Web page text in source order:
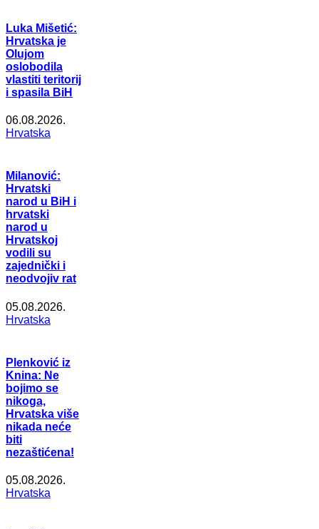
Luka Mišetić:
Hrvatska je
Olujom
oslobodila
vlastiti teritorij
i spasila BiH
06.08.2026.
Hrvatska
Milanović:
Hrvatski
narod u BiH i
hrvatski
narod u
Hrvatskoj
vodili su
zajednički i
neodvojiv rat
05.08.2026.
Hrvatska
Plenković iz
Knina: Ne
bojimo se
nikoga,
Hrvatska više
nikada neće
biti
nezaštićena!
05.08.2026.
Hrvatska